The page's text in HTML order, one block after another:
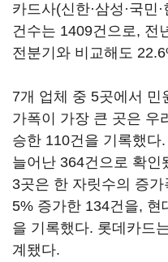
카드사(신한·삼성·국민
건수는 1409건으로, 전
전분기와 비교해도
7개 업체 중 5곳에서 민
가폭이 가장 큰 곳은 우
승한 110건을 기록했
늘어난 364건으로 확인
3곳은 한 자릿수의 증
5% 증가한 134건을, 현
을 기록했다. 롯데카드
계됐다.